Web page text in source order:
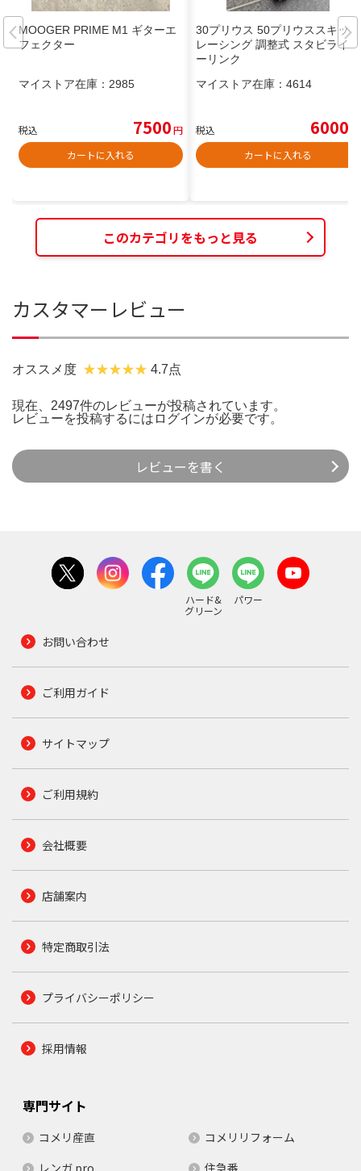
MOOGER PRIME M1 ギターエ
フェクター
マイストア在庫： 2985
税込 7500円
カートに入れる
30プリウス 50プリウススキッド
レーシング 調整式 スタビライザ
ーリンク
マイストア在庫： 4614
税込 6000
カートに入れる
このカテゴリをもっと見る
カスタマーレビュー
オススメ度 4.7点
現在、2497件のレビューが投稿されています。
レビューを投稿するには ログインが必要です。
レビューを書く
ハード&
グリーン
パワー
お問い合わせ
ご利用ガイド
サイトマップ
ご利用規約
会社概要
店舗案内
特定商取引法
プライバシーポリシー
採用情報
専門サイト
コメリ産直
コメリリフォーム